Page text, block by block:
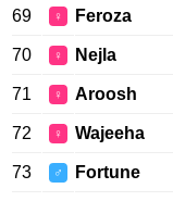
69 ♀ Feroza
70 ♀ Nejla
71 ♀ Aroosh
72 ♀ Wajeeha
73 ♂ Fortune